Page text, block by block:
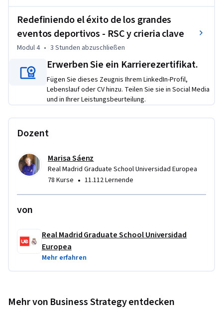
transformación.
Redefiniendo el éxito de los grandes
eventos deportivos - RSC y crieria clave
Modul 4 • 3 Stunden abzuschließen
Erwerben Sie ein Karrierezertifikat.
Fügen Sie dieses Zeugnis Ihrem LinkedIn-Profil,
Lebenslauf oder CV hinzu. Teilen Sie sie in Social Media
und in Ihrer Leistungsbeurteilung.
Dozent
Marisa Sáenz
Real Madrid Graduate School Universidad Europea
78 Kurse • 11.112 Lernende
von
Real Madrid Graduate School Universidad
Europea
Mehr erfahren
Mehr von Business Strategy entdecken